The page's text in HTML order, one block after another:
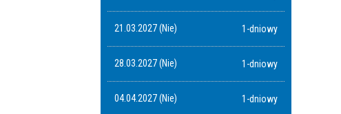
21.03.2027 (Nie) 1-dniowy
28.03.2027 (Nie) 1-dniowy
04.04.2027 (Nie) 1-dniowy